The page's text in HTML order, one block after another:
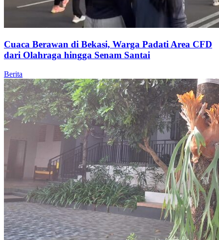
Cuaca Berawan di Bekasi, Warga Padati Area CFD
dari Olahraga hingga Senam Santai
Berita